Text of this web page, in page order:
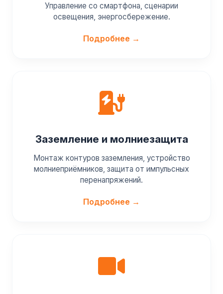
Управление со смартфона, сценарии
освещения, энергосбережение.
Подробнее →
Заземление и молниезащита
Монтаж контуров заземления, устройство
молниеприёмников, защита от импульсных
перенапряжений.
Подробнее →